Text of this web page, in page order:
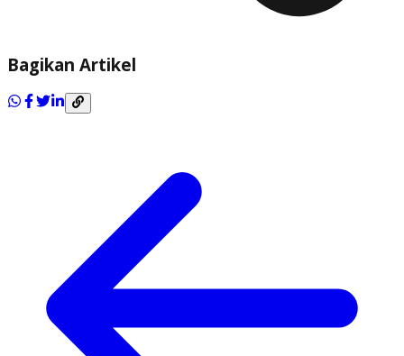
Bagikan Artikel